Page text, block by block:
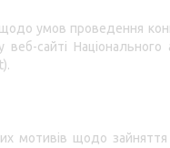
умов проведення
сайті Національного
).
мотивів щодо